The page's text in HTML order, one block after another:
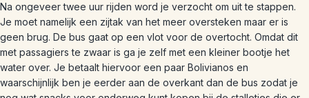
Na ongeveer twee uur rijden word je verzocht om uit te stappen.
Je moet namelijk een zijtak van het meer oversteken maar er is
geen brug. De bus gaat op een vlot voor de overtocht. Omdat dit
met passagiers te zwaar is ga je zelf met een kleiner bootje het
water over. Je betaalt hiervoor een paar Bolivianos en
waarschijnlijk ben je eerder aan de overkant dan de bus zodat je